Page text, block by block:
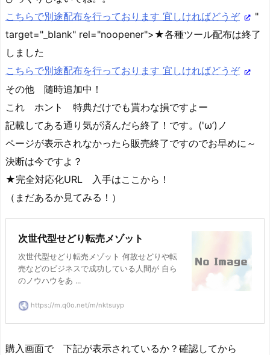
こちらで別途配布を行っております 宜しければどうぞ
"
target="_blank" rel="noopener">★各種ツール配布は終了
しました
こちらで別途配布を行っております 宜しければどうぞ
その他 随時追加中！
これ ホント 特典だけでも貰わな損ですよー
記載してある通り気が済んだら終了！です。('ω’)ノ
ページが表示されなかったら販売終了ですのでお早めに～
決断は今ですよ？
★完全対応化URL 入手はここから！
（まだあるか見てみる！）
次世代型せどり転売メゾット
次世代型せどり転売メゾット 何故せどりや転
売などのビジネスで成功している人間が 自ら
のノウハウをあ ...
https://m.q0o.net/m/nktsuyp
購入画面で 下記が表示されているか？確認してから